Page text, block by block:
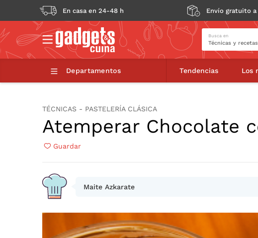
En casa en 24-48 h Envío gratuito
Busca en
Departamentos Tendencias Los
Atemperar Chocolate con Mycryo
TÉCNICAS - PASTELERÍA CLÁSICA
Atemperar Chocolate
Guardar
Maite Azkarate